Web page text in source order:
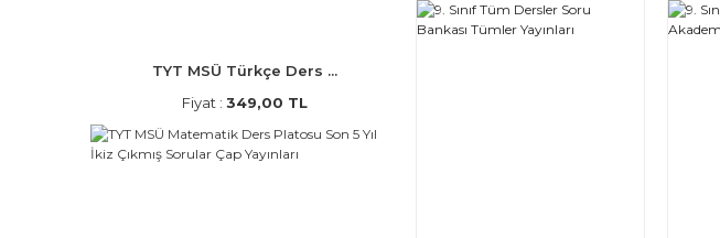
TYT MSÜ Türkçe Ders ...
Fiyat : 349,00 TL